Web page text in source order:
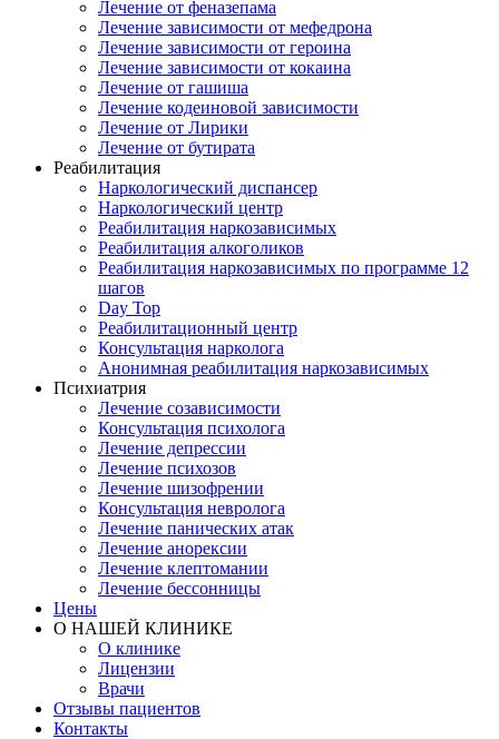
Лечение от феназепама
Лечение зависимости от мефедрона
Лечение зависимости от героина
Лечение зависимости от кокаина
Лечение от гашиша
Лечение кодеиновой зависимости
Лечение от Лирики
Лечение от бутирата
Реабилитация
Наркологический диспансер
Наркологический центр
Реабилитация наркозависимых
Реабилитация алкоголиков
Реабилитация наркозависимых по программе 12
шагов
Day Top
Реабилитационный центр
Консультация нарколога
Анонимная реабилитация наркозависимых
Психиатрия
Лечение созависимости
Консультация психолога
Лечение депрессии
Лечение психозов
Лечение шизофрении
Консультация невролога
Лечение панических атак
Лечение анорексии
Лечение клептомании
Лечение бессонницы
Цены
О НАШЕЙ КЛИНИКЕ
О клинике
Лицензии
Врачи
Отзывы пациентов
Контакты